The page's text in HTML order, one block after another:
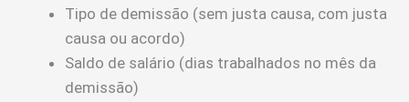
Tipo de demissão (sem justa causa, com justa
causa ou acordo)
Saldo de salário (dias trabalhados no mês da
demissão)